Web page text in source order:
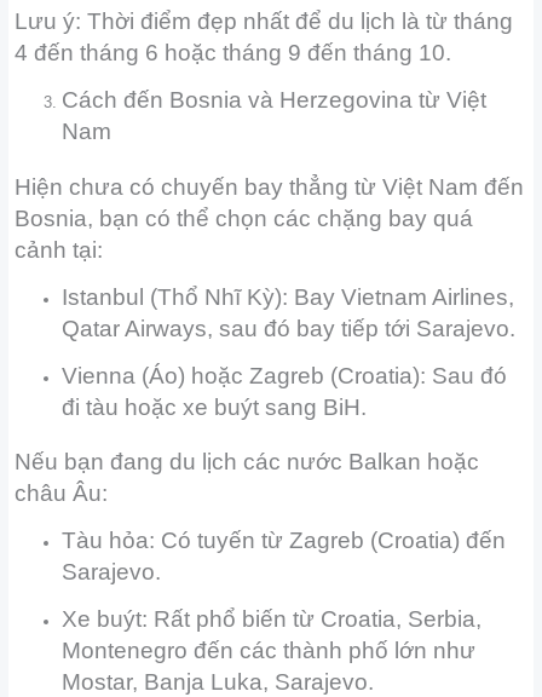
Lưu ý: Thời điểm đẹp nhất để du lịch là từ tháng
4 đến tháng 6 hoặc tháng 9 đến tháng 10.
Cách đến Bosnia và Herzegovina từ Việt
Nam
Hiện chưa có chuyến bay thẳng từ Việt Nam đến
Bosnia, bạn có thể chọn các chặng bay quá
cảnh tại:
Istanbul (Thổ Nhĩ Kỳ): Bay Vietnam Airlines,
Qatar Airways, sau đó bay tiếp tới Sarajevo.
Vienna (Áo) hoặc Zagreb (Croatia): Sau đó
đi tàu hoặc xe buýt sang BiH.
Nếu bạn đang du lịch các nước Balkan hoặc
châu Âu:
Tàu hỏa: Có tuyến từ Zagreb (Croatia) đến
Sarajevo.
Xe buýt: Rất phổ biến từ Croatia, Serbia,
Montenegro đến các thành phố lớn như
Mostar, Banja Luka, Sarajevo.